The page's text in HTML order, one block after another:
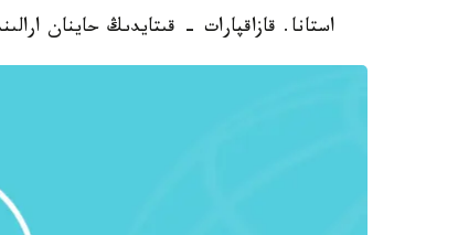
استانا. قازاقپارات - قىتايدىڭ حاينان ارالىندا «الەم ارۋى-2015»